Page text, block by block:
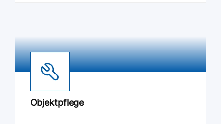
Objektpflege